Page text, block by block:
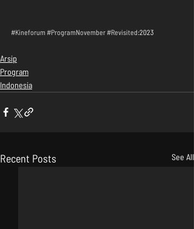
#Kineforum #ProgramNovember#Revisited:2023
Arsip
Program
Indonesia
Recent Posts See All